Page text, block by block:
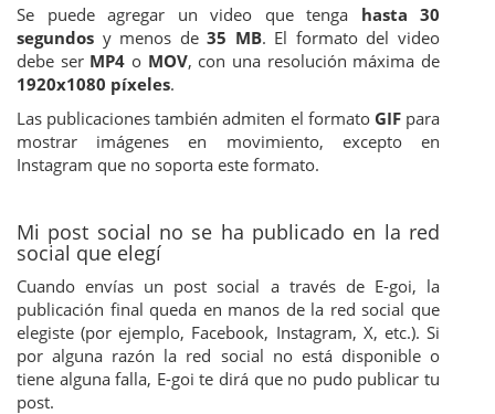
Se puede agregar un video que tenga hasta 30
segundos y menos de35 MB. El formato del video
debe ser MP4 o MOV, con una resolución máxima de
1920x1080 píxeles.
Las publicaciones también admiten el formato GIFpara
mostrar imágenes en movimiento, excepto en
Instagram que no soporta este formato.
Mi post social no se ha publicado en la red
social que elegí
Cuando envías un post social a través de E-goi, la
publicación final queda en manos de la red social que
elegiste (por ejemplo, Facebook, Instagram, X, etc.). Si
por alguna razón la red social no está disponible o
tiene alguna falla, E-goi te dirá que no pudo publicar tu
post.